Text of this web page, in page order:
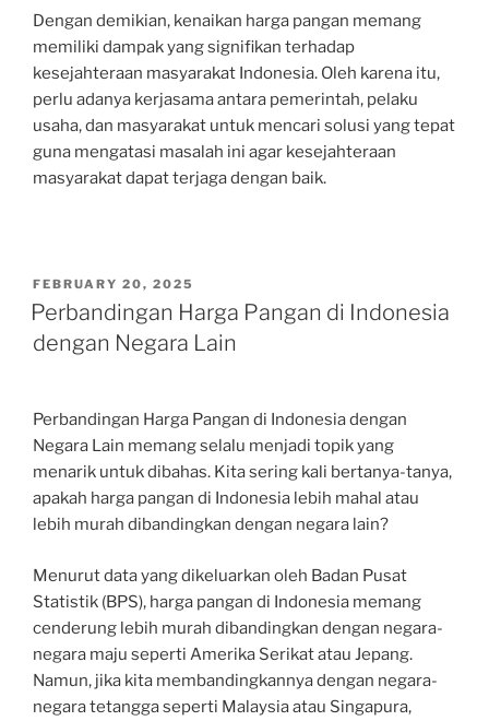
Dengan demikian, kenaikan harga pangan memang
memiliki dampak yang signifikan terhadap
kesejahteraan masyarakat Indonesia. Oleh karena itu,
perlu adanya kerjasama antara pemerintah, pelaku
usaha, dan masyarakat untuk mencari solusi yang tepat
guna mengatasi masalah ini agar kesejahteraan
masyarakat dapat terjaga dengan baik.
POSTED
ON
FEBRUARY 20, 2025
Perbandingan Harga Pangan di Indonesia
dengan Negara Lain
Perbandingan Harga Pangan di Indonesia dengan
Negara Lain memang selalu menjadi topik yang
menarik untuk dibahas. Kita sering kali bertanya-tanya,
apakah harga pangan di Indonesia lebih mahal atau
lebih murah dibandingkan dengan negara lain?
Menurut data yang dikeluarkan oleh Badan Pusat
Statistik (BPS), harga pangan di Indonesia memang
cenderung lebih murah dibandingkan dengan negara-
negara maju seperti Amerika Serikat atau Jepang.
Namun, jika kita membandingkannya dengan negara-
negara tetangga seperti Malaysia atau Singapura,